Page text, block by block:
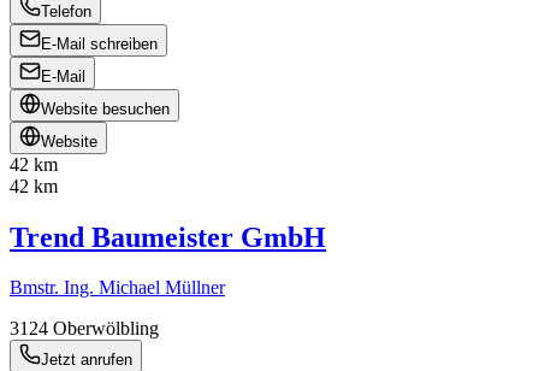
Telefon
E-Mail schreiben
E-Mail
Website besuchen
Website
42 km
42 km
Trend Baumeister GmbH
Bmstr. Ing. Michael Müllner
3124 Oberwölbling
Jetzt anrufen